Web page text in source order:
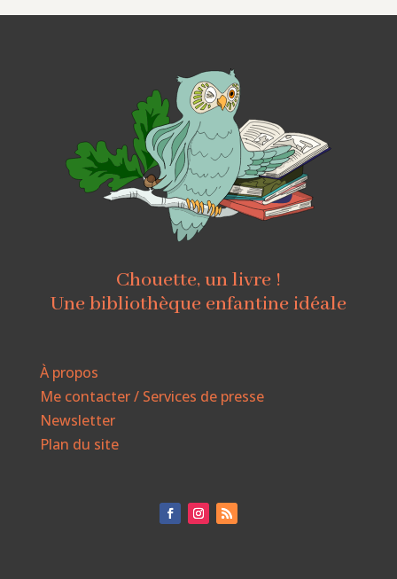
Chouette, un livre !
Une bibliothèque enfantine idéale
À propos
Me contacter / Services de presse
Newsletter
Plan du site